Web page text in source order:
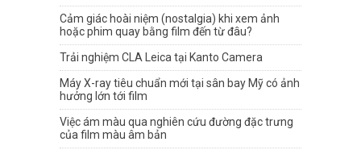
Cảm giác hoài niệm (nostalgia) khi xem ảnh
hoặc phim quay bằng film đến từ đâu?
Trải nghiệm CLA Leica tại Kanto Camera
Máy X-ray tiêu chuẩn mới tại sân bay Mỹ có ảnh
hưởng lớn tới film
Việc ám màu qua nghiên cứu đường đặc trưng
của film màu âm bản